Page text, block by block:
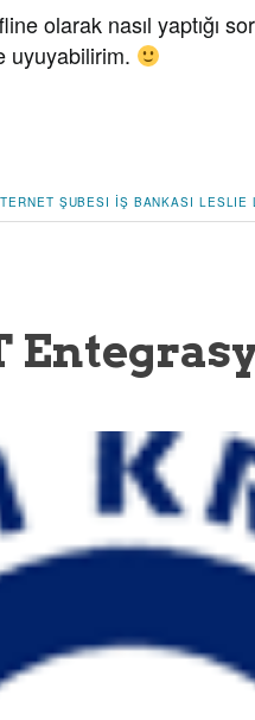
olarak nasıl yaptığı
uyuyabilirim.
ŞUBESI İŞ BANKASI LESLIE